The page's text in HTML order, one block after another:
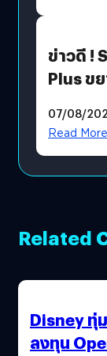
ข่าวดี !
Plus ข
โดยตรง
07/08/
Read More
Related
Disney ทุ่
ลงทุน